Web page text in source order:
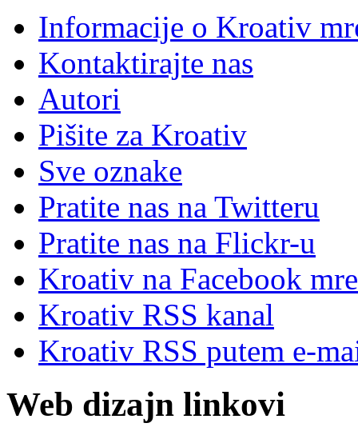
Informacije o Kroativ
Kontaktirajte nas
Autori
Pišite za Kroativ
Sve oznake
Pratite nas na Twitteru
Pratite nas na Flickr-u
Kroativ na Facebook
Kroativ RSS kanal
Kroativ RSS putem e-
Web dizajn linkovi